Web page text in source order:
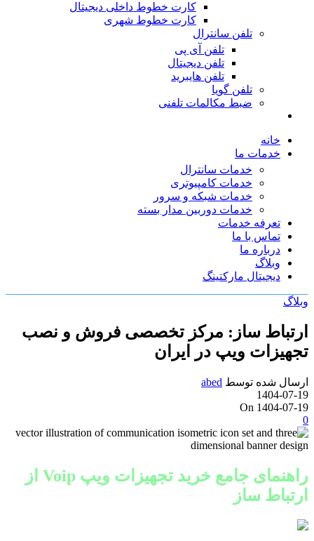
کارت خطوط داخلی دیجیتال
کارت خطوط شهری
تلفن سانترال
تلفن آی پی
تلفن دیجیتال
تلفن هایبرید
تلفن گویا
ضبط مکالمات تلفنی
خانه
خدمات ما
خدمات سانترال
خدمات کامپیوتری
خدمات شبکه و سرور
خدمات دوربین مدار بسته
تعرفه خدمات
تماس با ما
درباره ما
وبلاگ
دیجیتال مارکتینگ
وبلاگ
ارتباط ساز: مرکز تخصصی فروش و نصب
تجهیزات ویپ در ایران
ارسال شده توسط abed
1404-07-19
On 1404-07-19
0
راهنمای جامع خرید تجهیزات ویپ Voip از
ارتباط ساز